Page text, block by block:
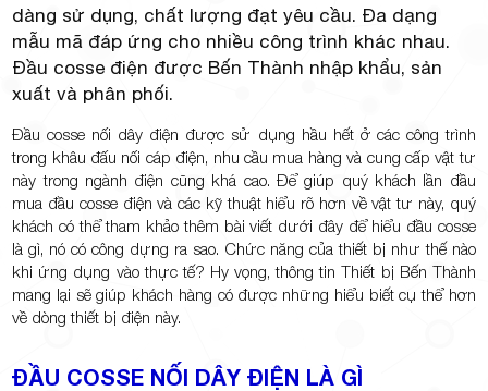
dàng sử dụng, chất lượng đạt yêu cầu. Đa dạng
mẫu mã đáp ứng cho nhiều công trình khác nhau.
Đầu cosse điện được Bến Thành nhập khẩu, sản
xuất và phân phối.
Đầu cosse nối dây điện được sử dụng hầu hết ở các công trình
trong khâu đấu nối cáp điện, nhu cầu mua hàng và cung cấp vật tư
này trong ngành điện cũng khá cao. Để giúp quý khách lần đầu
mua đầu cosse điện và các kỹ thuật hiểu rõ hơn về vật tư này, quý
khách có thể tham khảo thêm bài viết dưới đây để hiểu đầu cosse
là gì, nó có công dựng ra sao. Chức năng của thiết bị như thế nào
khi ứng dụng vào thực tế? Hy vọng, thông tin Thiết bị Bến Thành
mang lại sẽ giúp khách hàng có được những hiểu biết cụ thể hơn
về dòng thiết bị điện này.
ĐẦU COSSE NỐI DÂY ĐIỆN LÀ GÌ